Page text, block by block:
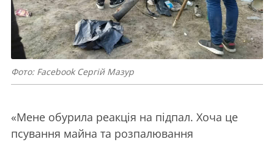
Фото: Facebook Сергій Мазур
«Мене обурила реакція на підпал. Хоча це
псування майна та розпалювання